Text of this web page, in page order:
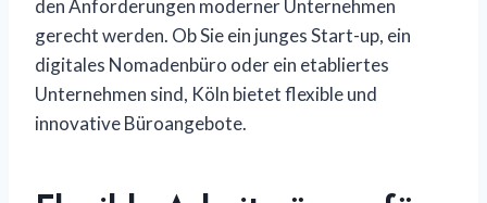
den Anforderungen moderner Unternehmen
gerecht werden. Ob Sie ein junges Start-up, ein
digitales Nomadenbüro oder ein etabliertes
Unternehmen sind, Köln bietet flexible und
innovative Büroangebote.